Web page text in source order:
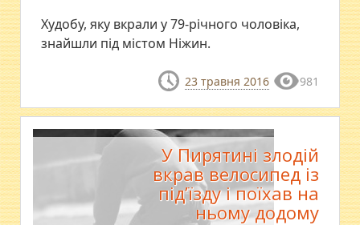
Худобу, яку вкрали у 79-річного чоловіка,
знайшли під містом Ніжин.
23 травня 2016 981
У Пирятині злодій
вкрав велосипед із
під’їзду і поїхав на
ньому додому